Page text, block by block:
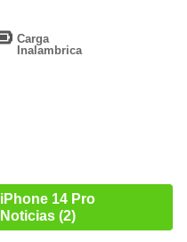
Carga
Inalambrica
iPhone 14 Pro
Noticias (2)